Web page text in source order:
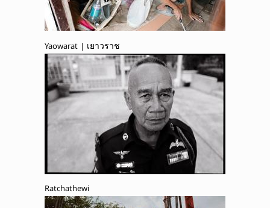
Yaowarat | เยาวราช
Ratchathewi